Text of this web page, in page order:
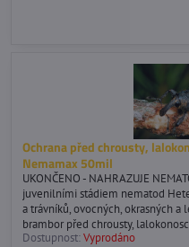
Ochrana před chrousty,
Nemamax 50mil
UKONČENO - NAHRAZUJE
juvenilními stádiem nematod
a trávníků, ovocných, okrasných
brambor před chrousty,
Dostupnost:Vyprodáno